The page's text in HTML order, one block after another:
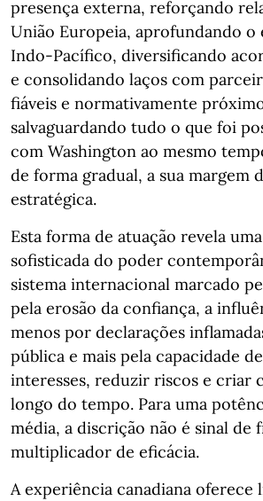
presença externa, reforçando
União Europeia, aprofundando o
Indo-Pacífico, diversificando
e consolidando laços com
fiáveis e normativamente
salvaguardando tudo o que foi
com Washington ao mesmo
de forma gradual, a sua margem
estratégica.
Esta forma de atuação revela
sofisticada do poder
sistema internacional marcado
pela erosão da confiança, a
menos por declarações
pública e mais pela capacidade
interesses, reduzir riscos e criar
longo do tempo. Para uma
média, a discrição não é sinal de
multiplicador de eficácia.
A experiência canadiana oferece